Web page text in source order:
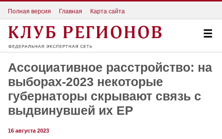
Полная версия Главная Карта сайта
Ассоциативное расстройство: на
выборах-2023 некоторые
губернаторы скрывают связь с
выдвинувшей их ЕР
16 августа 2023